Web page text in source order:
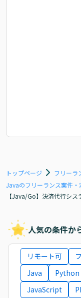
トップページ
フリーラ
Javaのフリーランス案件・
【Java/Go】決済代行シ
人気の条件か
リモート可
Java
Python
JavaScript